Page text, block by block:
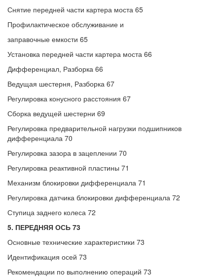
Снятие передней части картера моста 65
Профилактическое обслуживание и
заправочные емкости 65
Установка передней части картера моста 66
Дифференциал, Разборка 66
Ведущая шестерня, Разборка 67
Регулировка конусного расстояния 67
Сборка ведущей шестерни 69
Регулировка предварительной нагрузки подшипников
дифференциала 70
Регулировка зазора в зацеплении 70
Регулировка реактивной пластины 71
Механизм блокировки дифференциала 71
Регулировка датчика блокировки дифференциала 72
Ступица заднего колеса 72
5. ПЕРЕДНЯЯ ОСЬ 73
Основные технические характеристики 73
Идентификация осей 73
Рекомендации по выполнению операций 73